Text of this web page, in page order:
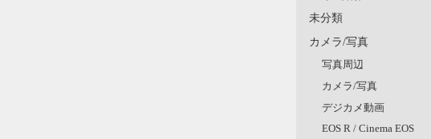
未分類
カメラ/写真
写真周辺
カメラ/写真
デジカメ動画
EOS R / Cinema EOS